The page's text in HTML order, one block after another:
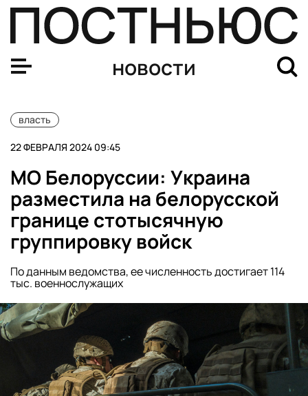
новости
власть
22 ФЕВРАЛЯ 2024 09:45
МО Белоруссии: Украина
разместила на белорусской
границе стотысячную
группировку войск
По данным ведомства, ее численность достигает 114
тыс. военнослужащих
Сайт Госдумы станет доступен на арабском языке